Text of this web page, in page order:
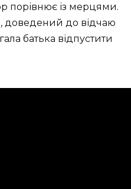
порівнює із мерцями.
доведений до відчаю
батька відпустити